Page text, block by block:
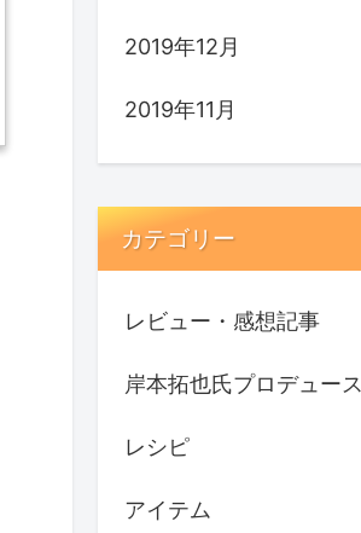
2019年12月
2019年11月
カテゴリー
レビュー・感想記事
岸本拓也氏プロデュース
レシピ
アイテム